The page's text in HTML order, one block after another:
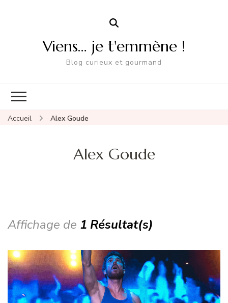
Viens… je t'emmène !
Blog curieux et gourmand
Accueil Alex Goude
Alex Goude
Affichage de 1 Résultat(s)